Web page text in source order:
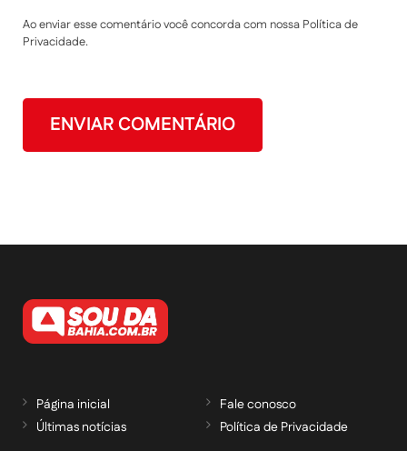
Ao enviar esse comentário você concorda com nossa Política de
Privacidade.
Página inicial
Últimas notícias
Fale conosco
Política de Privacidade